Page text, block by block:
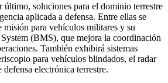
último, soluciones para el dominio terrestre
aplicada a defensa. Entre ellas se
misión para vehículos militares y su
(BMS), que mejora la coordinación
También exhibirá sistemas
para vehículos blindados, el radar
electrónica terrestre.